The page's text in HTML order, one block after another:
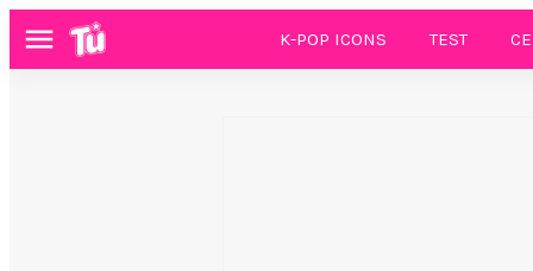
Menú K-POP ICONS TEST